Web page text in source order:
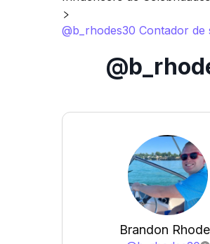
@b_rhodes30 Contador
Brandon